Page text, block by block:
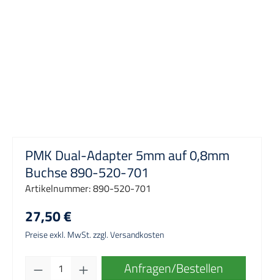
PMK Dual-Adapter 5mm auf 0,8mm
Buchse 890-520-701
Artikelnummer:890-520-701
27,50 €
Preise exkl. MwSt. zzgl. Versandkosten
Produkt Anzahl: Gib den gewünschten
Anfragen/Bestellen